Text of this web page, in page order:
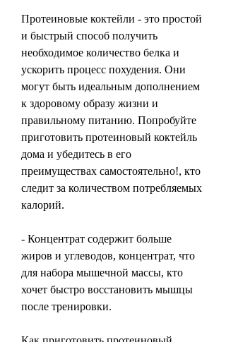
Протеиновые коктейли - это простой
и быстрый способ получить
необходимое количество белка и
ускорить процесс похудения. Они
могут быть идеальным дополнением
к здоровому образу жизни и
правильному питанию. Попробуйте
приготовить протеиновый коктейль
дома и убедитесь в его
преимуществах самостоятельно!, кто
следит за количеством потребляемых
калорий.
- Концентрат содержит больше
жиров и углеводов, концентрат, что
для набора мышечной массы, кто
хочет быстро восстановить мышцы
после тренировки.